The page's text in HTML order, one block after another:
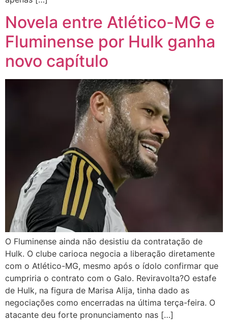
Novela entre Atlético-MG e
Fluminense por Hulk ganha
novo capítulo
O Fluminense ainda não desistiu da contratação de
Hulk. O clube carioca negocia a liberação diretamente
com o Atlético-MG, mesmo após o ídolo confirmar que
cumpriria o contrato com o Galo. Reviravolta?O estafe
de Hulk, na figura de Marisa Alija, tinha dado as
negociações como encerradas na última terça-feira. O
atacante deu forte pronunciamento nas […]